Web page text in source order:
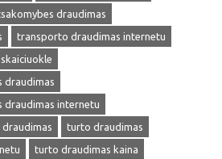
draudimas
transporto draudimas internetu
draudimas
internetu
turto draudimas
turto draudimas kaina